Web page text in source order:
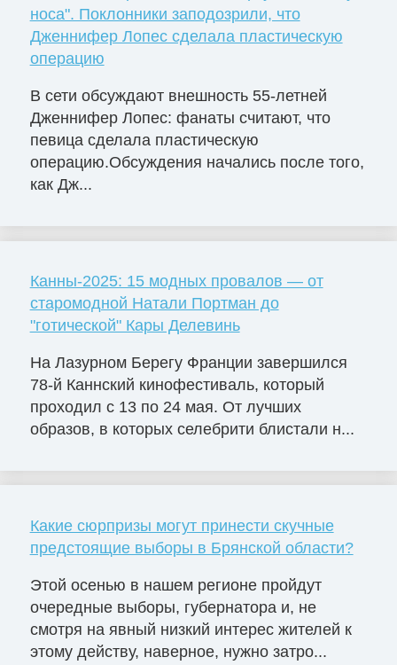
носа". Поклонники заподозрили, что
Дженнифер Лопес сделала пластическую
операцию
В сети обсуждают внешность 55-летней
Дженнифер Лопес: фанаты считают, что
певица сделала пластическую
операцию.Обсуждения начались после того,
как Дж...
Канны-2025: 15 модных провалов — от
старомодной Натали Портман до
"готической" Кары Делевинь
На Лазурном Берегу Франции завершился
78-й Каннский кинофестиваль, который
проходил с 13 по 24 мая. От лучших
образов, в которых селебрити блистали н...
Какие сюрпризы могут принести скучные
предстоящие выборы в Брянской области?
Этой осенью в нашем регионе пройдут
очередные выборы, губернатора и, не
смотря на явный низкий интерес жителей к
этому действу, наверное, нужно затро...